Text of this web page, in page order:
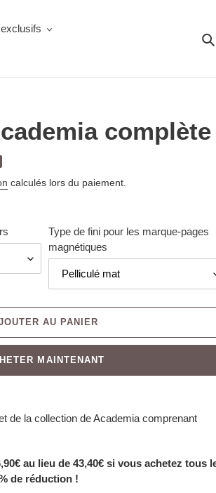
complète
calculés lors du paiement.
Type de fini pour les marque-pages
magnétiques
AU PANIER
MAINTENANT
de la collection de Academia comprenant
au lieu de 43,40€ si vous achetez tous
de réduction !